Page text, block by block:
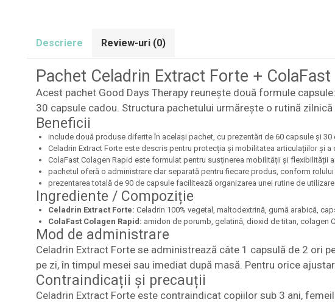
Descriere Review-uri (0)
Pachet Celadrin Extract Forte + ColaFast
Acest pachet Good Days Therapy reunește două formule
30 capsule cadou. Structura pachetului urmărește o rutină
Beneficii
include două produse diferite în același pachet, cu prezentări de 60 capsule și 30
Celadrin Extract Forte este descris pentru protecția și mobilitatea articulațiilor și a
ColaFast Colagen Rapid este formulat pentru susținerea mobilității și flexibilității
pachetul oferă o administrare clar separată pentru fiecare produs, conform rolului
prezentarea totală de 90 de capsule facilitează organizarea unei rutine de utilizare
Ingrediente / Compoziție
Celadrin Extract Forte: Celadrin 100% vegetal, maltodextrină, gumă arabică,
ColaFast Colagen Rapid: amidon de porumb, gelatină, dioxid de titan, colagen
Mod de administrare
Celadrin Extract Forte se administrează câte 1 capsulă de 2 ori
pe zi, în timpul mesei sau imediat după masă. Pentru orice
Contraindicații și precauții
Celadrin Extract Forte este contraindicat copiilor sub 3 ani,